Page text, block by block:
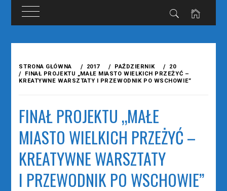
treści
STRONA GŁÓWNA 2017 PAŹDZIERNIK
20
FINAŁ PROJEKTU „MAŁE MIASTO WIELKICH PRZEŻYĆ –
KREATYWNE WARSZTATY I PRZEWODNIK PO WSCHOWIE”
FINAŁ PROJEKTU „MAŁE
MIASTO WIELKICH PRZEŻYĆ –
KREATYWNE WARSZTATY
I PRZEWODNIK PO WSCHOWIE”